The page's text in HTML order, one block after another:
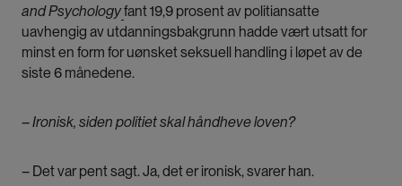
and Psychologyfant 19,9 prosent av politiansatte
uavhengig av utdanningsbakgrunn hadde vært utsatt for
minst en form for uønsket seksuell handling i løpet av de
siste 6 månedene.
– Ironisk, siden politiet skal håndheve loven?
– Det var pent sagt. Ja, det er ironisk, svarer han.